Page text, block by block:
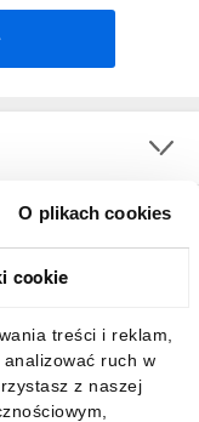
O plikach cookies
cookie
treści i reklam,
ruch w
z naszej